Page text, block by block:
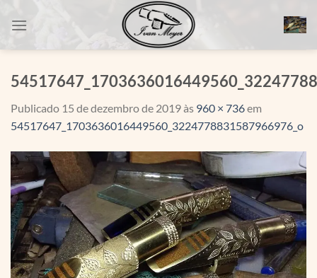
Publicado 15 de dezembro de 2019às 960 × 736em
54517647_1703636016449560_3224778831587966976_o